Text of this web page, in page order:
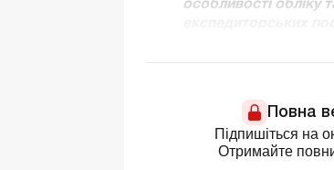
особливості обліку
Повна
Підпишіться на
Отримайте